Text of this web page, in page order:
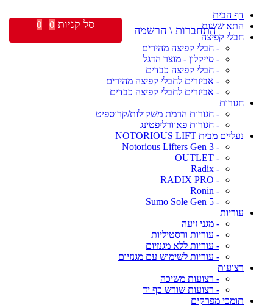
דף הבית
התאוששות
חבלי קפיצה
- חבלי קפיצה מהירים
- סייקלון - מוצר הדגל
- חבלי קפיצה כבדים
- אביזרים לחבלי קפיצה מהירים
- אביזרים לחבלי קפיצה כבדים
חגורות
- חגורות הרמת משקולות/קרוספיט
- חגורות פאוורליפטינג
נעליים מבית NOTORIOUS LIFT
- Notorious Lifters Gen 3
- OUTLET
- Radix
- RADIX PRO
- Ronin
- Sumo Sole Gen 5
עוריות
- מגני זיעה
- עוריות ורסטיליות
- עוריות ללא מגנזיום
- עוריות לשימוש עם מגנזיום
רצועות
- רצועות משיכה
- רצועות שורש כף יד
תומכי מפרקים
התחברות \ הרשמה סל קניות 0
0